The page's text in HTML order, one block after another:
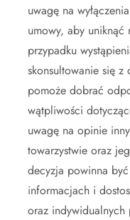
uwagę na
umowy, aby uniknąć
przypadku
skonsultowanie się
pomoże dobrać
wątpliwości
uwagę na opinie
towarzystwie oraz
decyzja powinna
informacjach i
oraz